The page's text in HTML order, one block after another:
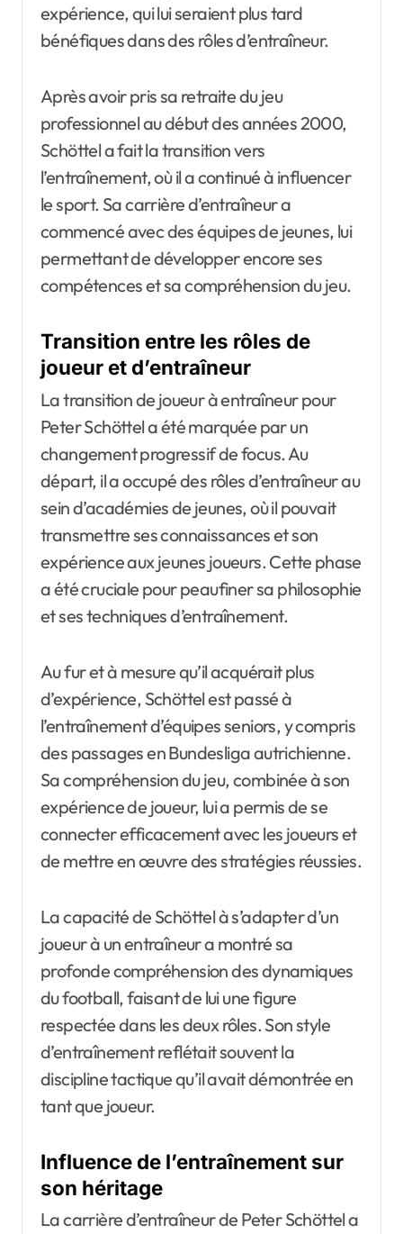
expérience, qui lui seraient plus tard
bénéfiques dans des rôles d’entraîneur.
Après avoir pris sa retraite du jeu
professionnel au début des années 2000,
Schöttel a fait la transition vers
l’entraînement, où il a continué à influencer
le sport. Sa carrière d’entraîneur a
commencé avec des équipes de jeunes, lui
permettant de développer encore ses
compétences et sa compréhension du jeu.
Transition entre les rôles de
joueur et d’entraîneur
La transition de joueur à entraîneur pour
Peter Schöttel a été marquée par un
changement progressif de focus. Au
départ, il a occupé des rôles d’entraîneur au
sein d’académies de jeunes, où il pouvait
transmettre ses connaissances et son
expérience aux jeunes joueurs. Cette phase
a été cruciale pour peaufiner sa philosophie
et ses techniques d’entraînement.
Au fur et à mesure qu’il acquérait plus
d’expérience, Schöttel est passé à
l’entraînement d’équipes seniors, y compris
des passages en Bundesliga autrichienne.
Sa compréhension du jeu, combinée à son
expérience de joueur, lui a permis de se
connecter efficacement avec les joueurs et
de mettre en œuvre des stratégies réussies.
La capacité de Schöttel à s’adapter d’un
joueur à un entraîneur a montré sa
profonde compréhension des dynamiques
du football, faisant de lui une figure
respectée dans les deux rôles. Son style
d’entraînement reflétait souvent la
discipline tactique qu’il avait démontrée en
tant que joueur.
Influence de l’entraînement sur
son héritage
La carrière d’entraîneur de Peter Schöttel a